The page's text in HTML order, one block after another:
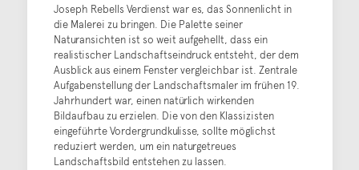
Joseph Rebells Verdienst war es, das Sonnenlicht in
die Malerei zu bringen. Die Palette seiner
Naturansichten ist so weit aufgehellt, dass ein
realistischer Landschaftseindruck entsteht, der dem
Ausblick aus einem Fenster vergleichbar ist. Zentrale
Aufgabenstellung der Landschaftsmaler im frühen 19.
Jahrhundert war, einen natürlich wirkenden
Bildaufbau zu erzielen. Die von den Klassizisten
eingeführte Vordergrundkulisse, sollte möglichst
reduziert werden, um ein naturgetreues
Landschaftsbild entstehen zu lassen.